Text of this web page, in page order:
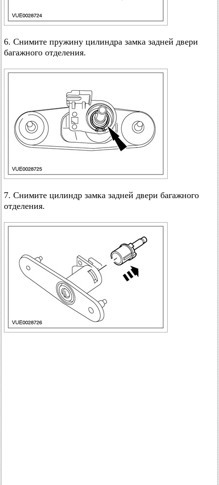
6. Снимите пружину цилиндра замка задней двери
багажного отделения.
7. Снимите цилиндр замка задней двери багажного
отделения.